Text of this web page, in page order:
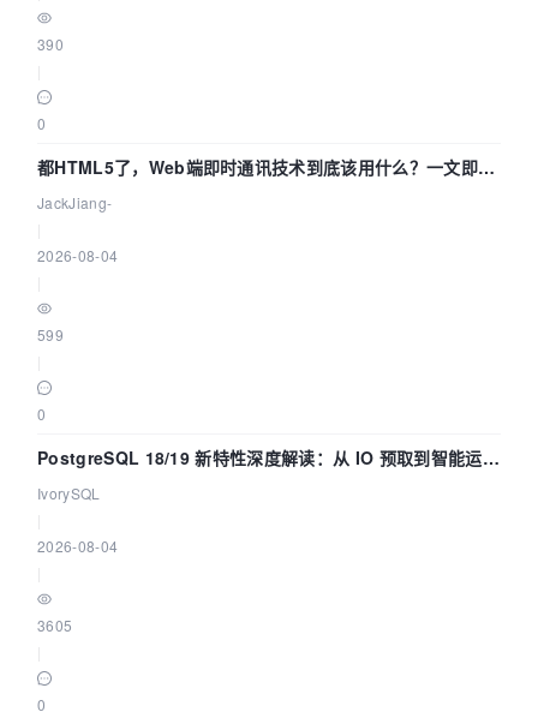
390
0
都HTML5了，Web端即时通讯技术到底该用什么？一文即
懂！
JackJiang-
2026-08-04
599
0
PostgreSQL 18/19 新特性深度解读：从 IO 预取到智能运
维，全面提升数据库体验
IvorySQL
2026-08-04
3605
0